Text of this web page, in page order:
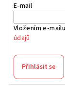
E-mail
Vložením e-
údajů
Přihlásit se